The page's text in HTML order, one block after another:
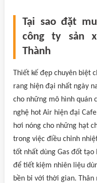
Tại sao đặt
công ty sản
Thành
Thiết kế đẹp chuyên biệt
rang hiện đại nhất ngày
cho những mô hình quán
nghệ hot Air hiện đại
hơi nóng cho những hạt
trong việc điều chỉnh
tốt nhất dùng Gas đốt
để tiết kiệm nhiên liệu
bền bỉ với thời gian.